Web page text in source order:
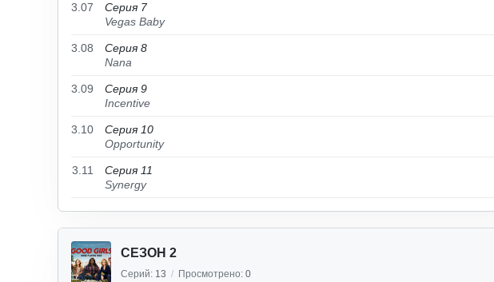
3.07
Серия 7
Vegas Baby
3.08
Серия 8
Nana
3.09
Серия 9
Incentive
3.10
Серия 10
Opportunity
3.11
Серия 11
Synergy
СЕЗОН 2
Серий: 13 / Просмотрено: 0